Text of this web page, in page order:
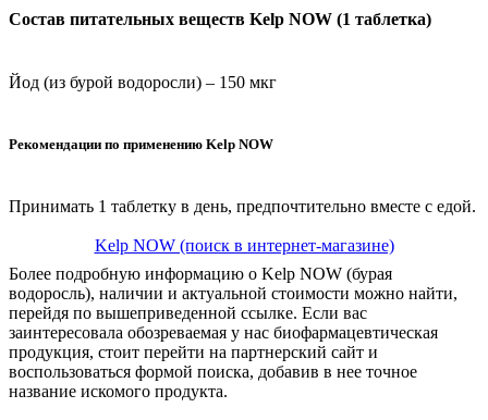
Состав питательных веществ Kelp NOW (1 таблетка)
Йод (из бурой водоросли) – 150 мкг
Рекомендации по применению Kelp NOW
Принимать 1 таблетку в день, предпочтительно вместе с едой.
Kelp NOW (поиск в интернет-магазине)
Более подробную информацию о Kelp NOW (бурая
водоросль), наличии и актуальной стоимости можно найти,
перейдя по вышеприведенной ссылке. Если вас
заинтересовала обозреваемая у нас биофармацевтическая
продукция, стоит перейти на партнерский сайт и
воспользоваться формой поиска, добавив в нее точное
название искомого продукта.